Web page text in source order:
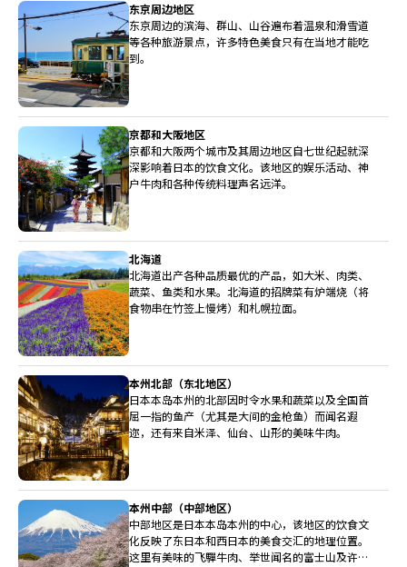
东京周边地区
东京周边的滨海、群山、山谷遍布着温泉和滑雪道
等各种旅游景点，许多特色美食只有在当地才能吃
到。
京都和大阪地区
京都和大阪两个城市及其周边地区自七世纪起就深
深影响着日本的饮食文化。该地区的娱乐活动、神
户牛肉和各种传统料理声名远洋。
北海道
北海道出产各种品质最优的产品，如大米、肉类、
蔬菜、鱼类和水果。北海道的招牌菜有炉端烧（将
食物串在竹签上慢烤）和札幌拉面。
本州北部（东北地区）
日本本岛本州的北部因时令水果和蔬菜以及全国首
屈一指的鱼产（尤其是大间的金枪鱼）而闻名遐
迩，还有来自米泽、仙台、山形的美味牛肉。
本州中部（中部地区）
中部地区是日本本岛本州的中心，该地区的饮食文
化反映了东日本和西日本的美食交汇的地理位置。
这里有美味的飞驒牛肉、举世闻名的富士山及许多